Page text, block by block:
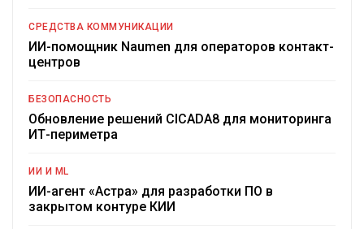
СРЕДСТВА КОММУНИКАЦИИ
ИИ-помощник Naumen для операторов контакт-
центров
БЕЗОПАСНОСТЬ
Обновление решений CICADA8 для мониторинга
ИТ-периметра
ИИ И ML
ИИ-агент «Астра» для разработки ПО в
закрытом контуре КИИ